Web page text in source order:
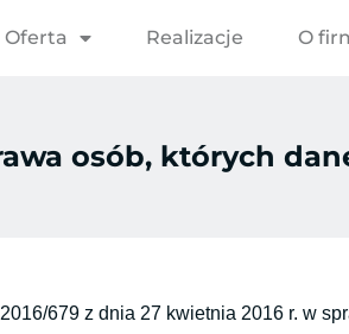
Oferta Realizacje O
osób, których
679 z dnia 27 kwietnia 2016 r. w